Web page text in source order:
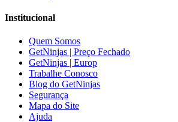
Institucional
Quem Somos
GetNinjas | Preço Fechado
GetNinjas | Europ
Trabalhe Conosco
Blog do GetNinjas
Segurança
Mapa do Site
Ajuda